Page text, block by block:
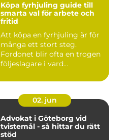
Köpa fyrhjuling guide till
smarta val för arbete och
fritid
Att köpa en fyrhjuling är för
många ett stort steg.
Fordonet blir ofta en trogen
följeslagare i vard...
02. jun
Advokat i Göteborg vid
tvistemål - så hittar du rätt
stöd